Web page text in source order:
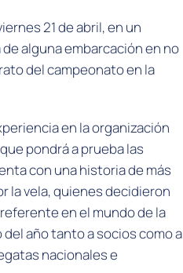
21 de abril, en un
alguna embarcación en no
del campeonato en la
en la organización
pondrá a prueba las
con una historia de más
la vela, quienes decidieron
en el mundo de la
año tanto a socios como a
nacionales e